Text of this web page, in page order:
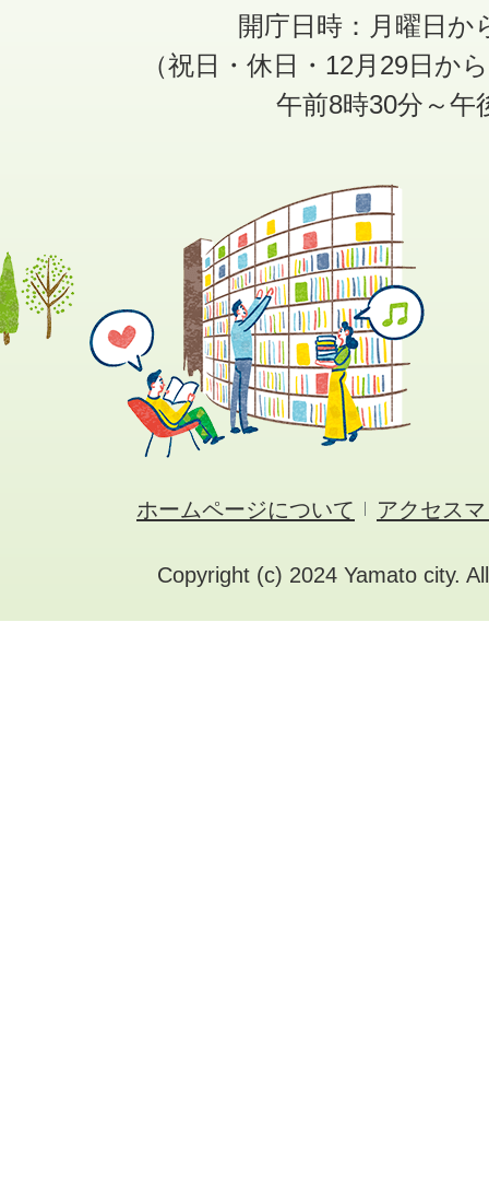
開庁日時：月曜日か
（祝日・休日・12月29日か
午前8時30分～午
ホームページについて アクセス
Copyright (c) 2024 Yamato city.